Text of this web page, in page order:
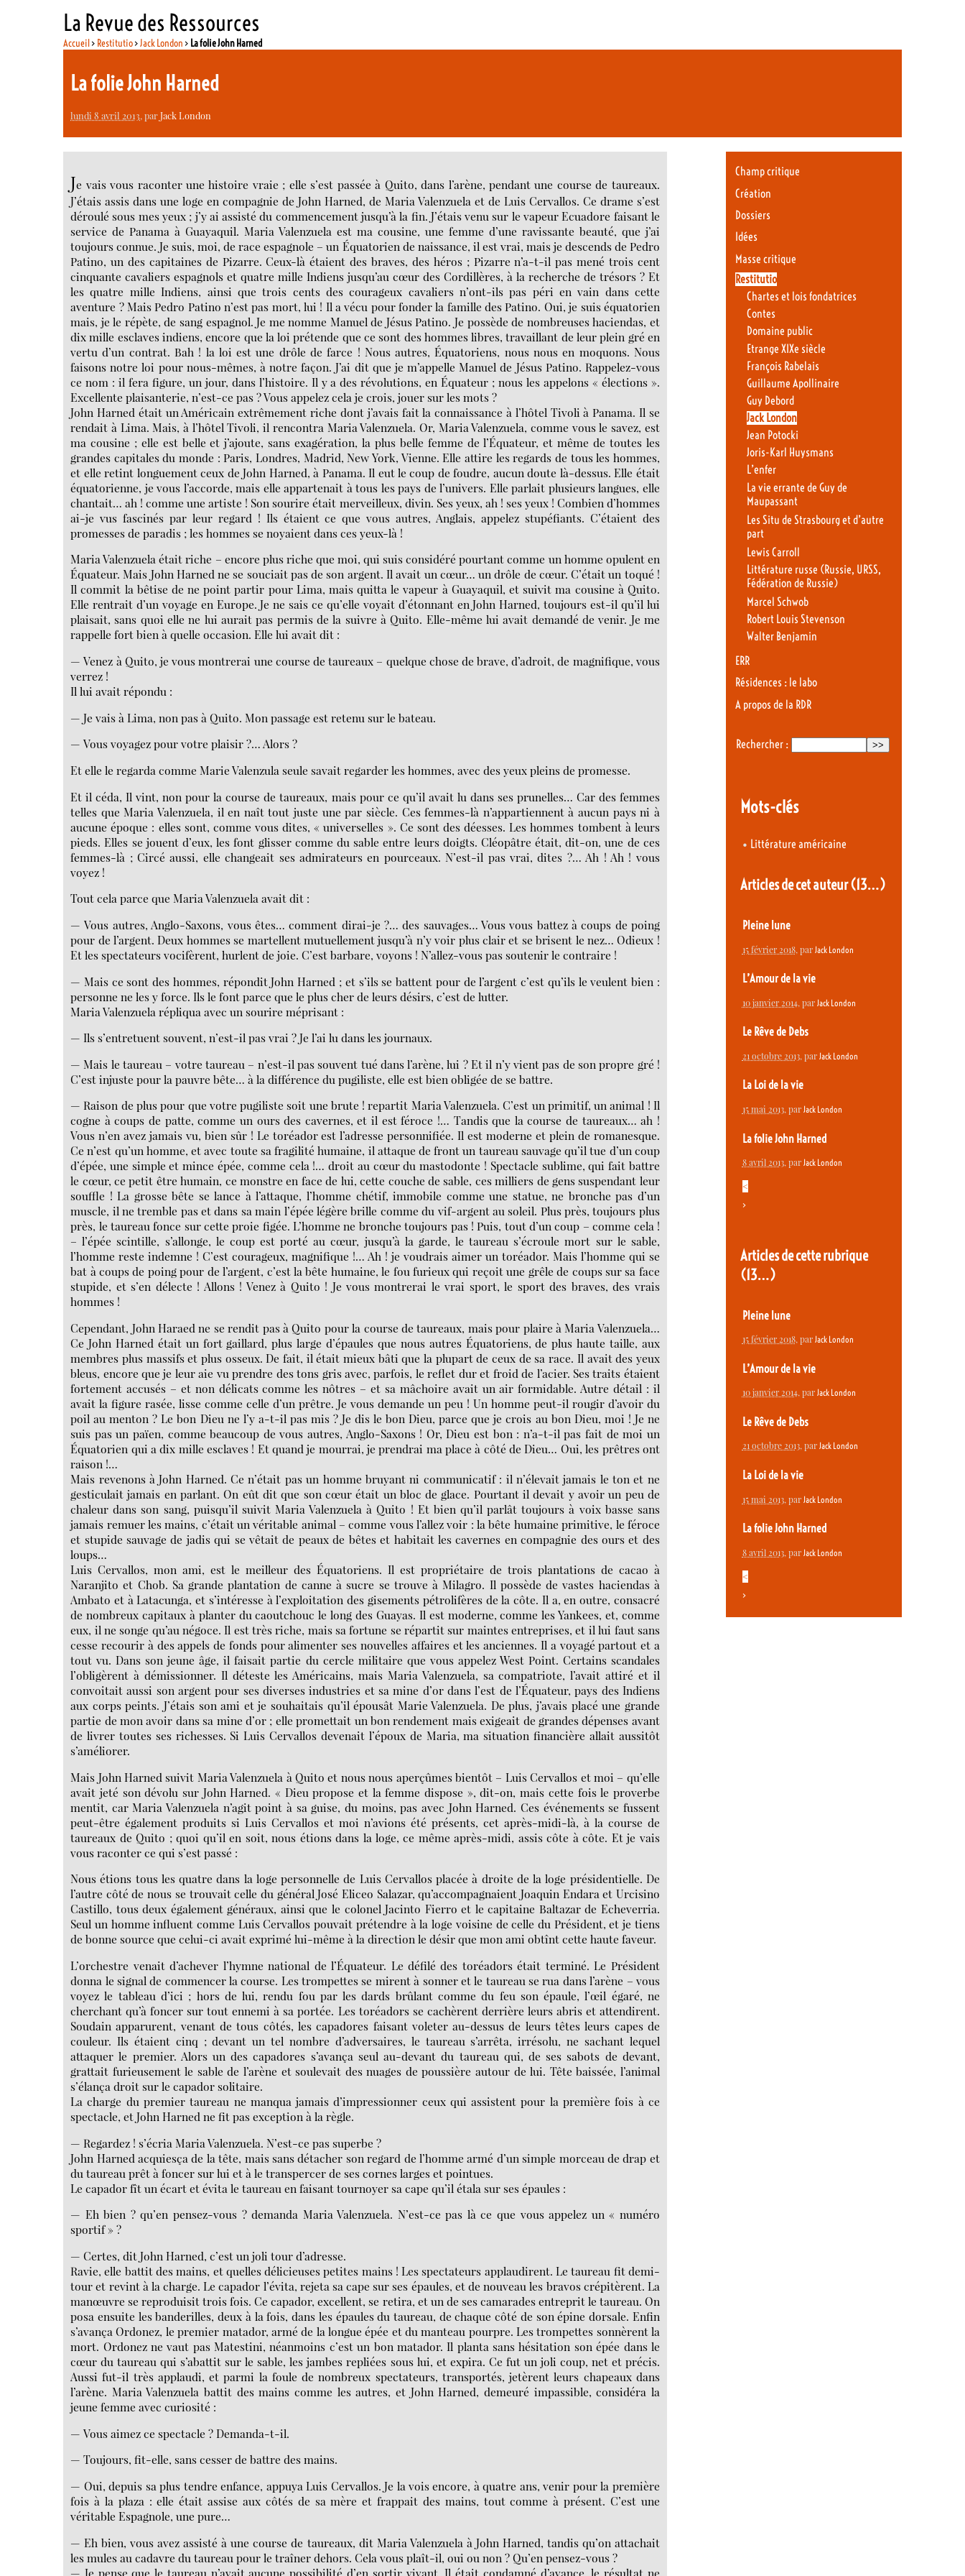
La Revue des Ressources
Accueil> Restitutio>Jack London > La folie John Harned
La folie John Harned
lundi 8 avril 2013, parJack London
Je vais vous raconter une histoire vraie ; elle s’est passée à Quito, dans l’arène, pendant une course de taureaux.
J’étais assis dans une loge en compagnie de John Harned, de Maria Valenzuela et de Luis Cervallos. Ce drame s’est
déroulé sous mes yeux ; j’y ai assisté du commencement jusqu’à la fin. J’étais venu sur le vapeur Ecuadore faisant le
service de Panama à Guayaquil. Maria Valenzuela est ma cousine, une femme d’une ravissante beauté, que j’ai
toujours connue. Je suis, moi, de race espagnole – un Équatorien de naissance, il est vrai, mais je descends de Pedro
Patino, un des capitaines de Pizarre. Ceux-là étaient des braves, des héros ; Pizarre n’a-t-il pas mené trois cent
cinquante cavaliers espagnols et quatre mille Indiens jusqu’au cœur des Cordillères, à la recherche de trésors ? Et
les quatre mille Indiens, ainsi que trois cents des courageux cavaliers n’ont-ils pas péri en vain dans cette
aventure ? Mais Pedro Patino n’est pas mort, lui ! Il a vécu pour fonder la famille des Patino. Oui, je suis équatorien
mais, je le répète, de sang espagnol. Je me nomme Manuel de Jésus Patino. Je possède de nombreuses haciendas, et
dix mille esclaves indiens, encore que la loi prétende que ce sont des hommes libres, travaillant de leur plein gré en
vertu d’un contrat. Bah ! la loi est une drôle de farce ! Nous autres, Équatoriens, nous nous en moquons. Nous
faisons notre loi pour nous-mêmes, à notre façon. J’ai dit que je m’appelle Manuel de Jésus Patino. Rappelez-vous
ce nom : il fera figure, un jour, dans l’histoire. Il y a des révolutions, en Équateur ; nous les appelons « élections ».
Excellente plaisanterie, n’est-ce pas ? Vous appelez cela je crois, jouer sur les mots ?
John Harned était un Américain extrêmement riche dont j’avais fait la connaissance à l’hôtel Tivoli à Panama. Il se
rendait à Lima. Mais, à l’hôtel Tivoli, il rencontra Maria Valenzuela. Or, Maria Valenzuela, comme vous le savez, est
ma cousine ; elle est belle et j’ajoute, sans exagération, la plus belle femme de l’Équateur, et même de toutes les
grandes capitales du monde : Paris, Londres, Madrid, New York, Vienne. Elle attire les regards de tous les hommes,
et elle retint longuement ceux de John Harned, à Panama. Il eut le coup de foudre, aucun doute là-dessus. Elle était
équatorienne, je vous l’accorde, mais elle appartenait à tous les pays de l’univers. Elle parlait plusieurs langues, elle
chantait… ah ! comme une artiste ! Son sourire était merveilleux, divin. Ses yeux, ah ! ses yeux ! Combien d’hommes
ai-je vus fascinés par leur regard ! Ils étaient ce que vous autres, Anglais, appelez stupéfiants. C’étaient des
promesses de paradis ; les hommes se noyaient dans ces yeux-là !
Maria Valenzuela était riche – encore plus riche que moi, qui suis considéré pourtant comme un homme opulent en
Équateur. Mais John Harned ne se souciait pas de son argent. Il avait un cœur… un drôle de cœur. C’était un toqué !
Il commit la bêtise de ne point partir pour Lima, mais quitta le vapeur à Guayaquil, et suivit ma cousine à Quito.
Elle rentrait d’un voyage en Europe. Je ne sais ce qu’elle voyait d’étonnant en John Harned, toujours est-il qu’il lui
plaisait, sans quoi elle ne lui aurait pas permis de la suivre à Quito. Elle-même lui avait demandé de venir. Je me
rappelle fort bien à quelle occasion. Elle lui avait dit :
— Venez à Quito, je vous montrerai une course de taureaux – quelque chose de brave, d’adroit, de magnifique, vous
verrez !
Il lui avait répondu :
— Je vais à Lima, non pas à Quito. Mon passage est retenu sur le bateau.
— Vous voyagez pour votre plaisir ?… Alors ?
Et elle le regarda comme Marie Valenzula seule savait regarder les hommes, avec des yeux pleins de promesse.
Et il céda, Il vint, non pour la course de taureaux, mais pour ce qu’il avait lu dans ses prunelles… Car des femmes
telles que Maria Valenzuela, il en naît tout juste une par siècle. Ces femmes-là n’appartiennent à aucun pays ni à
aucune époque : elles sont, comme vous dites, « universelles ». Ce sont des déesses. Les hommes tombent à leurs
pieds. Elles se jouent d’eux, les font glisser comme du sable entre leurs doigts. Cléopâtre était, dit-on, une de ces
femmes-là ; Circé aussi, elle changeait ses admirateurs en pourceaux. N’est-il pas vrai, dites ?… Ah ! Ah ! vous
voyez !
Tout cela parce que Maria Valenzuela avait dit :
— Vous autres, Anglo-Saxons, vous êtes… comment dirai-je ?… des sauvages… Vous vous battez à coups de poing
pour de l’argent. Deux hommes se martellent mutuellement jusqu’à n’y voir plus clair et se brisent le nez… Odieux !
Et les spectateurs vocifèrent, hurlent de joie. C’est barbare, voyons ! N’allez-vous pas soutenir le contraire !
— Mais ce sont des hommes, répondit John Harned ; et s’ils se battent pour de l’argent c’est qu’ils le veulent bien :
personne ne les y force. Ils le font parce que le plus cher de leurs désirs, c’est de lutter.
Maria Valenzuela répliqua avec un sourire méprisant :
— Ils s’entretuent souvent, n’est-il pas vrai ? Je l’ai lu dans les journaux.
— Mais le taureau – votre taureau – n’est-il pas souvent tué dans l’arène, lui ? Et il n’y vient pas de son propre gré !
C’est injuste pour la pauvre bête… à la différence du pugiliste, elle est bien obligée de se battre.
— Raison de plus pour que votre pugiliste soit une brute ! repartit Maria Valenzuela. C’est un primitif, un animal ! Il
cogne à coups de patte, comme un ours des cavernes, et il est féroce !… Tandis que la course de taureaux… ah !
Vous n’en avez jamais vu, bien sûr ! Le toréador est l’adresse personnifiée. Il est moderne et plein de romanesque.
Ce n’est qu’un homme, et avec toute sa fragilité humaine, il attaque de front un taureau sauvage qu’il tue d’un coup
d’épée, une simple et mince épée, comme cela !… droit au cœur du mastodonte ! Spectacle sublime, qui fait battre
le cœur, ce petit être humain, ce monstre en face de lui, cette couche de sable, ces milliers de gens suspendant leur
souffle ! La grosse bête se lance à l’attaque, l’homme chétif, immobile comme une statue, ne bronche pas d’un
muscle, il ne tremble pas et dans sa main l’épée légère brille comme du vif-argent au soleil. Plus près, toujours plus
près, le taureau fonce sur cette proie figée. L’homme ne bronche toujours pas ! Puis, tout d’un coup – comme cela !
– l’épée scintille, s’allonge, le coup est porté au cœur, jusqu’à la garde, le taureau s’écroule mort sur le sable,
l’homme reste indemne ! C’est courageux, magnifique !… Ah ! je voudrais aimer un toréador. Mais l’homme qui se
bat à coups de poing pour de l’argent, c’est la bête humaine, le fou furieux qui reçoit une grêle de coups sur sa face
stupide, et s’en délecte ! Allons ! Venez à Quito ! Je vous montrerai le vrai sport, le sport des braves, des vrais
hommes !
Cependant, John Haraed ne se rendit pas à Quito pour la course de taureaux, mais pour plaire à Maria Valenzuela…
Ce John Harned était un fort gaillard, plus large d’épaules que nous autres Équatoriens, de plus haute taille, aux
membres plus massifs et plus osseux. De fait, il était mieux bâti que la plupart de ceux de sa race. Il avait des yeux
bleus, encore que je leur aie vu prendre des tons gris avec, parfois, le reflet dur et froid de l’acier. Ses traits étaient
fortement accusés – et non délicats comme les nôtres – et sa mâchoire avait un air formidable. Autre détail : il
avait la figure rasée, lisse comme celle d’un prêtre. Je vous demande un peu ! Un homme peut-il rougir d’avoir du
poil au menton ? Le bon Dieu ne l’y a-t-il pas mis ? Je dis le bon Dieu, parce que je crois au bon Dieu, moi ! Je ne
suis pas un païen, comme beaucoup de vous autres, Anglo-Saxons ! Or, Dieu est bon : n’a-t-il pas fait de moi un
Équatorien qui a dix mille esclaves ! Et quand je mourrai, je prendrai ma place à côté de Dieu… Oui, les prêtres ont
raison !…
Mais revenons à John Harned. Ce n’était pas un homme bruyant ni communicatif : il n’élevait jamais le ton et ne
gesticulait jamais en parlant. On eût dit que son cœur était un bloc de glace. Pourtant il devait y avoir un peu de
chaleur dans son sang, puisqu’il suivit Maria Valenzuela à Quito ! Et bien qu’il parlât toujours à voix basse sans
jamais remuer les mains, c’était un véritable animal – comme vous l’allez voir : la bête humaine primitive, le féroce
et stupide sauvage de jadis qui se vêtait de peaux de bêtes et habitait les cavernes en compagnie des ours et des
loups…
Luis Cervallos, mon ami, est le meilleur des Équatoriens. Il est propriétaire de trois plantations de cacao à
Naranjito et Chob. Sa grande plantation de canne à sucre se trouve à Milagro. Il possède de vastes haciendas à
Ambato et à Latacunga, et s’intéresse à l’exploitation des gisements pétrolifères de la côte. Il a, en outre, consacré
de nombreux capitaux à planter du caoutchouc le long des Guayas. Il est moderne, comme les Yankees, et, comme
eux, il ne songe qu’au négoce. Il est très riche, mais sa fortune se répartit sur maintes entreprises, et il lui faut sans
cesse recourir à des appels de fonds pour alimenter ses nouvelles affaires et les anciennes. Il a voyagé partout et a
tout vu. Dans son jeune âge, il faisait partie du cercle militaire que vous appelez West Point. Certains scandales
l’obligèrent à démissionner. Il déteste les Américains, mais Maria Valenzuela, sa compatriote, l’avait attiré et il
convoitait aussi son argent pour ses diverses industries et sa mine d’or dans l’est de l’Équateur, pays des Indiens
aux corps peints. J’étais son ami et je souhaitais qu’il épousât Marie Valenzuela. De plus, j’avais placé une grande
partie de mon avoir dans sa mine d’or ; elle promettait un bon rendement mais exigeait de grandes dépenses avant
de livrer toutes ses richesses. Si Luis Cervallos devenait l’époux de Maria, ma situation financière allait aussitôt
s’améliorer.
Mais John Harned suivit Maria Valenzuela à Quito et nous nous aperçûmes bientôt – Luis Cervallos et moi – qu’elle
avait jeté son dévolu sur John Harned. « Dieu propose et la femme dispose », dit-on, mais cette fois le proverbe
mentit, car Maria Valenzuela n’agit point à sa guise, du moins, pas avec John Harned. Ces événements se fussent
peut-être également produits si Luis Cervallos et moi n’avions été présents, cet après-midi-là, à la course de
taureaux de Quito ; quoi qu’il en soit, nous étions dans la loge, ce même après-midi, assis côte à côte. Et je vais
vous raconter ce qui s’est passé :
Nous étions tous les quatre dans la loge personnelle de Luis Cervallos placée à droite de la loge présidentielle. De
l’autre côté de nous se trouvait celle du général José Eliceo Salazar, qu’accompagnaient Joaquin Endara et Urcisino
Castillo, tous deux également généraux, ainsi que le colonel Jacinto Fierro et le capitaine Baltazar de Echeverria.
Seul un homme influent comme Luis Cervallos pouvait prétendre à la loge voisine de celle du Président, et je tiens
de bonne source que celui-ci avait exprimé lui-même à la direction le désir que mon ami obtînt cette haute faveur.
L’orchestre venait d’achever l’hymne national de l’Équateur. Le défilé des toréadors était terminé. Le Président
donna le signal de commencer la course. Les trompettes se mirent à sonner et le taureau se rua dans l’arène – vous
voyez le tableau d’ici ; hors de lui, rendu fou par les dards brûlant comme du feu son épaule, l’œil égaré, ne
cherchant qu’à foncer sur tout ennemi à sa portée. Les toréadors se cachèrent derrière leurs abris et attendirent.
Soudain apparurent, venant de tous côtés, les capadores faisant voleter au-dessus de leurs têtes leurs capes de
couleur. Ils étaient cinq ; devant un tel nombre d’adversaires, le taureau s’arrêta, irrésolu, ne sachant lequel
attaquer le premier. Alors un des capadores s’avança seul au-devant du taureau qui, de ses sabots de devant,
grattait furieusement le sable de l’arène et soulevait des nuages de poussière autour de lui. Tête baissée, l’animal
s’élança droit sur le capador solitaire.
La charge du premier taureau ne manqua jamais d’impressionner ceux qui assistent pour la première fois à ce
spectacle, et John Harned ne fit pas exception à la règle.
— Regardez ! s’écria Maria Valenzuela. N’est-ce pas superbe ?
John Harned acquiesça de la tête, mais sans détacher son regard de l’homme armé d’un simple morceau de drap et
du taureau prêt à foncer sur lui et à le transpercer de ses cornes larges et pointues.
Le capador fît un écart et évita le taureau en faisant tournoyer sa cape qu’il étala sur ses épaules :
— Eh bien ? qu’en pensez-vous ? demanda Maria Valenzuela. N’est-ce pas là ce que vous appelez un « numéro
sportif » ?
— Certes, dit John Harned, c’est un joli tour d’adresse.
Ravie, elle battit des mains, et quelles délicieuses petites mains ! Les spectateurs applaudirent. Le taureau fit demi-
tour et revint à la charge. Le capador l’évita, rejeta sa cape sur ses épaules, et de nouveau les bravos crépitèrent. La
manœuvre se reproduisit trois fois. Ce capador, excellent, se retira, et un de ses camarades entreprit le taureau. On
posa ensuite les banderilles, deux à la fois, dans les épaules du taureau, de chaque côté de son épine dorsale. Enfin
s’avança Ordonez, le premier matador, armé de la longue épée et du manteau pourpre. Les trompettes sonnèrent la
mort. Ordonez ne vaut pas Matestini, néanmoins c’est un bon matador. Il planta sans hésitation son épée dans le
cœur du taureau qui s’abattit sur le sable, les jambes repliées sous lui, et expira. Ce fut un joli coup, net et précis.
Aussi fut-il très applaudi, et parmi la foule de nombreux spectateurs, transportés, jetèrent leurs chapeaux dans
l’arène. Maria Valenzuela battit des mains comme les autres, et John Harned, demeuré impassible, considéra la
jeune femme avec curiosité :
— Vous aimez ce spectacle ? Demanda-t-il.
— Toujours, fit-elle, sans cesser de battre des mains.
— Oui, depuis sa plus tendre enfance, appuya Luis Cervallos. Je la vois encore, à quatre ans, venir pour la première
fois à la plaza : elle était assise aux côtés de sa mère et frappait des mains, tout comme à présent. C’est une
véritable Espagnole, une pure…
— Eh bien, vous avez assisté à une course de taureaux, dit Maria Valenzuela à John Harned, tandis qu’on attachait
les mules au cadavre du taureau pour le traîner dehors. Cela vous plaît-il, oui ou non ? Qu’en pensez-vous ?
— Je pense que le taureau n’avait aucune possibilité d’en sortir vivant. Il était condamné d’avance, le résultat ne
Champ critique
Création
Dossiers
Idées
Masse critique
Restitutio
Chartes et lois fondatrices
Contes
Domaine public
Etrange XIXe siècle
François Rabelais
Guillaume Apollinaire
Guy Debord
Jack London
Jean Potocki
Joris-Karl Huysmans
L’enfer
La vie errante de Guy de
Maupassant
Les Situ de Strasbourg et d’autre
part
Lewis Carroll
Littérature russe (Russie, URSS,
Fédération de Russie)
Marcel Schwob
Robert Louis Stevenson
Walter Benjamin
ERR
Résidences : le labo
A propos de la RDR
Rechercher :
Mots-clés
• Littérature américaine
Articles de cet auteur(13…)
Pleine lune
15 février 2018, par Jack London
L’Amour de la vie
10 janvier 2014, par Jack London
Le Rêve de Debs
21 octobre 2013, par Jack London
La Loi de la vie
15 mai 2013, par Jack London
La folie John Harned
8 avril 2013, par Jack London
<
>
Articles de cette rubrique
(13…)
Pleine lune
15 février 2018, par Jack London
L’Amour de la vie
10 janvier 2014, par Jack London
Le Rêve de Debs
21 octobre 2013, par Jack London
La Loi de la vie
15 mai 2013, par Jack London
La folie John Harned
8 avril 2013, par Jack London
<
>